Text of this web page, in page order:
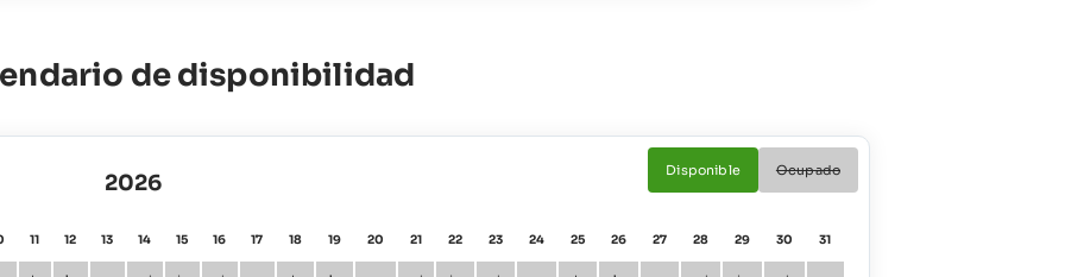
de disponibilidad
Disponible Ocupado
2026
11 12 13 14 15 16 17 18 19 20 21 22 23 24 25 26 27 28 29 30 31